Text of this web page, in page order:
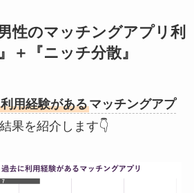
性のマッチングアプリ利
＋『ニッチ分散』
用経験があるマッチングアプ
果を紹介します👇